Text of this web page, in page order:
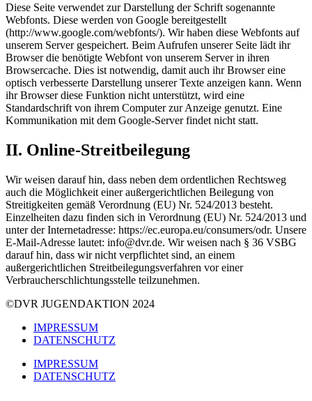
Diese Seite verwendet zur Darstellung der Schrift sogenannte
Webfonts. Diese werden von Google bereitgestellt
(http://www.google.com/webfonts/). Wir haben diese Webfonts auf
unserem Server gespeichert. Beim Aufrufen unserer Seite lädt ihr
Browser die benötigte Webfont von unserem Server in ihren
Browsercache. Dies ist notwendig, damit auch ihr Browser eine
optisch verbesserte Darstellung unserer Texte anzeigen kann. Wenn
ihr Browser diese Funktion nicht unterstützt, wird eine
Standardschrift von ihrem Computer zur Anzeige genutzt. Eine
Kommunikation mit dem Google‑Server findet nicht statt.
II. Online-Streitbeilegung
Wir weisen darauf hin, dass neben dem ordentlichen Rechtsweg
auch die Möglichkeit einer außergerichtlichen Beilegung von
Streitigkeiten gemäß Verordnung (EU) Nr. 524/2013 besteht.
Einzelheiten dazu finden sich in Verordnung (EU) Nr. 524/2013 und
unter der Internetadresse: https://ec.europa.eu/consumers/odr. Unsere
E-Mail‑Adresse lautet: info@dvr.de. Wir weisen nach § 36 VSBG
darauf hin, dass wir nicht verpflichtet sind, an einem
außergerichtlichen Streitbeilegungsverfahren vor einer
Verbraucherschlichtungsstelle teilzunehmen.
©DVR JUGENDAKTION 2024
IMPRESSUM
DATENSCHUTZ
IMPRESSUM
DATENSCHUTZ